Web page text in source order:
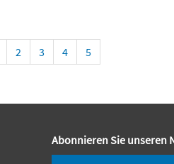
2 3 4 5
Abonnieren Sie unseren